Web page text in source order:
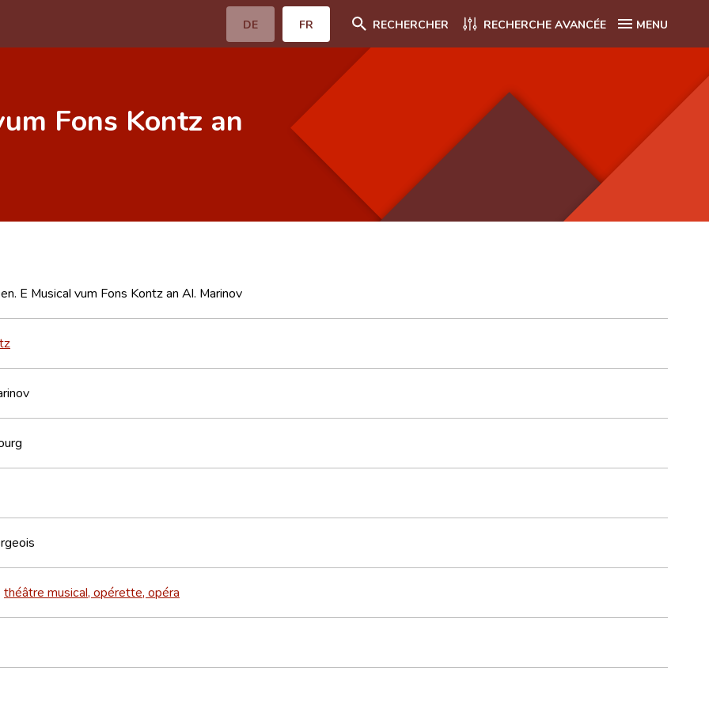
DE FR RECHERCHER RECHERCHE AVANCÉE MENU
Fons Kontz an
E Musical vum Fons Kontz an Al. Marinov
théâtre musical, opérette, opéra